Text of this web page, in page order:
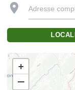
Adresse
+
−